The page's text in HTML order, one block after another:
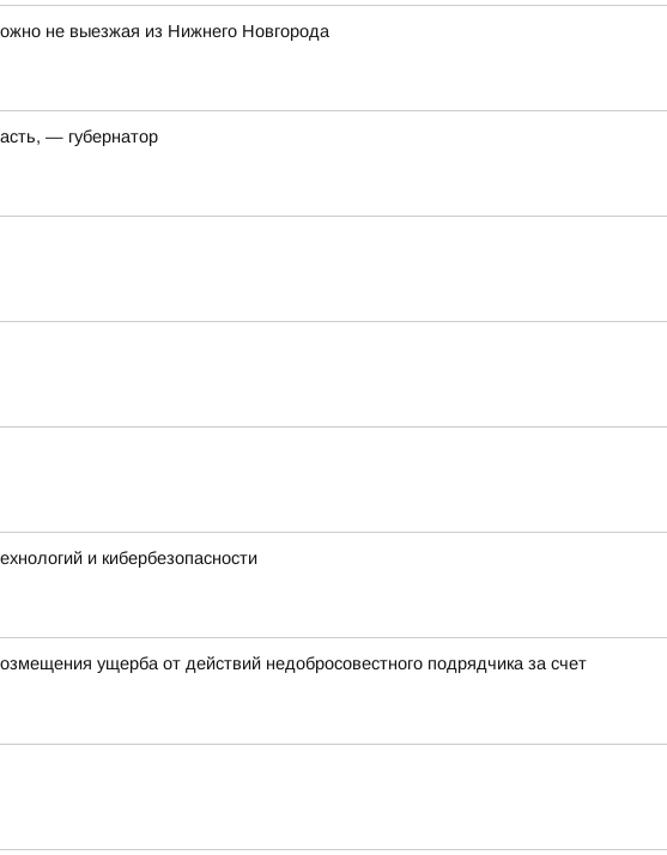
не выезжая из Нижнего Новгорода
— губернатор
и кибербезопасности
ущерба от действий недобросовестного подрядчика за счет